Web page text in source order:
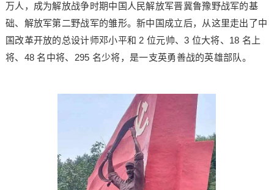
万人，成为解放战争时期中国人民解放军晋冀鲁豫野战军的基
础、解放军第二野战军的雏形。新中国成立后，从这里走出了中
国改革开放的总设计师邓小平和 2 位元帅、3 位大将、18 名上
将、48 名中将、295 名少将，是一支英勇善战的英雄部队。